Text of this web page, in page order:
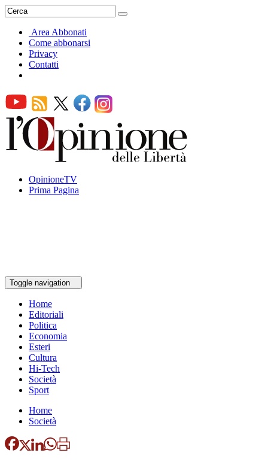
Area Abbonati
Come abbonarsi
Privacy
Contatti
OpinioneTV
Prima Pagina
Toggle navigation
Home
Editoriali
Politica
Economia
Esteri
Cultura
Hi-Tech
Società
Sport
Home
Società